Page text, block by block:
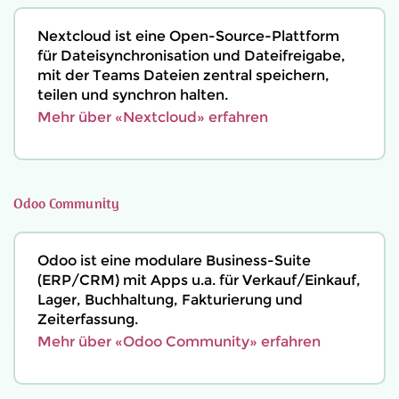
Nextcloud ist eine Open-Source-Plattform
für Dateisynchronisation und Dateifreigabe,
mit der Teams Dateien zentral speichern,
teilen und synchron halten.
Mehr über «Nextcloud» erfahren
Odoo Community
Odoo ist eine modulare Business-Suite
(ERP/CRM) mit Apps u.a. für Verkauf/Einkauf,
Lager, Buchhaltung, Fakturierung und
Zeiterfassung.
Mehr über «Odoo Community» erfahren